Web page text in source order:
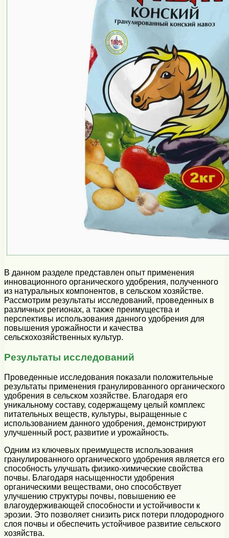
В данном разделе представлен опыт применения
инновационного органического удобрения, полученного
из натуральных компонентов, в сельском хозяйстве.
Рассмотрим результаты исследований, проведенных в
различных регионах, а также преимущества и
перспективы использования данного удобрения для
повышения урожайности и качества
сельскохозяйственных культур.
Результаты исследований
Проведенные исследования показали положительные
результаты применения гранулированного органического
удобрения в сельском хозяйстве. Благодаря его
уникальному составу, содержащему целый комплекс
питательных веществ, культуры, выращенные с
использованием данного удобрения, демонстрируют
улучшенный рост, развитие и урожайность.
Одним из ключевых преимуществ использования
гранулированного органического удобрения является его
способность улучшать физико-химические свойства
почвы. Благодаря насыщенности удобрения
органическими веществами, оно способствует
улучшению структуры почвы, повышению ее
влагоудерживающей способности и устойчивости к
эрозии. Это позволяет снизить риск потери плодородного
слоя почвы и обеспечить устойчивое развитие сельского
хозяйства.